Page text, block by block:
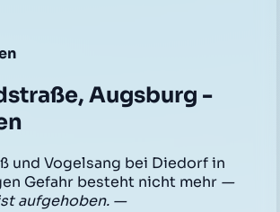
Augsburg -
und Vogelsang bei Diedorf in
Gefahr besteht nicht mehr —
aufgehoben. —